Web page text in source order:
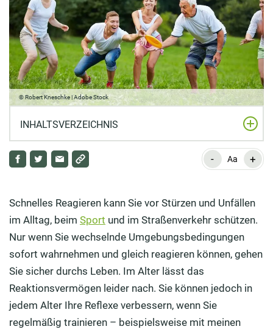
© Robert Kneschke | Adobe Stock
INHALTSVERZEICHNIS
Mit diesen Gegenständen können Sie Wurf- und
Reaktionstraining: Übungen mit Spaßfaktor
Wie oft und wann sollten Sie Reaktionstraining
betreiben?
Reaktionstraining für Ihr Gehirn
- Aa +
Schnelles Reagieren kann Sie vor Stürzen und Unfällen
im Alltag, beim Sport und im Straßenverkehr schützen.
Nur wenn Sie wechselnde Umgebungsbedingungen
sofort wahrnehmen und gleich reagieren können, gehen
Sie sicher durchs Leben. Im Alter lässt das
Reaktionsvermögen leider nach. Sie können jedoch in
jedem Alter Ihre Reflexe verbessern, wenn Sie
regelmäßig trainieren – beispielsweise mit meinen